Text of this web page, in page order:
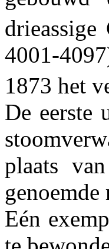
drieassige
4001-
1873 het
De eerste
plaats
Eén